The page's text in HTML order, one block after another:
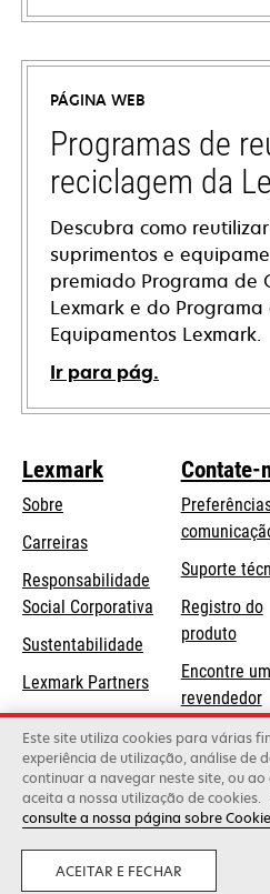
opens
in
new
tab
PÁGINA WEB
Programas de
reciclagem da
Descubra como
suprimentos e
premiado Programa de
Lexmark e do
Equipamentos Lexmark.
Ir para pág.
Lexmark
Sobre
Carreiras
Responsabilidade
Social Corporativa opens
new
tab
Sustentabilidade
Lexmark Partners
Contate-
Suporte
Registro do
produto
Encontre um
revendedor
Lista de
atacadistas
Lexmark International,
©2026 Todos os direitos
Legal Privacidade
Este site utiliza cookies para várias
experiência de utilização, análise de
continuar a navegar neste site, ou ao
aceita a nossa utilização de cookies.
consulte a nossa página sobre
ACEITAR E FECHAR